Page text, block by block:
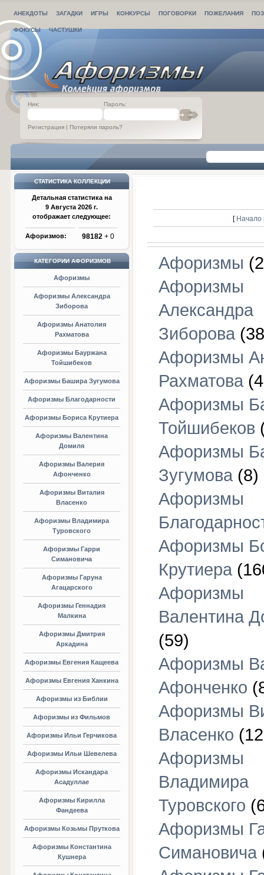
АНЕКДОТЫ ЗАГАДКИ ИГРЫ КОНКУРСЫ ПОГОВОРКИ ПОЖЕЛАНИЯ
ФОКУСЫ ЧАСТУШКИ
Ник: Пароль:
Регистрация | Потеряли пароль?
СТАТИСТИКА КОЛЛЕКЦИИ
Детальная статистика на
9 Августа 2026 г.
отображает следующее:
Афоризмов: 98182 + 0
КАТЕГОРИИ АФОРИЗМОВ
Афоризмы
Афоризмы Александра
Зиборова
Афоризмы Анатолия
Рахматова
Афоризмы Бауржана
Тойшибеков
Афоризмы Башира Зугумова
Афоризмы Благодарности
Афоризмы Бориса Крутиера
Афоризмы Валентина
Домиля
Афоризмы Валерия
Афонченко
Афоризмы Виталия
Власенко
Афоризмы Владимира
Туровского
Афоризмы Гарри
Симановича
Афоризмы Гаруна
Агацарского
Афоризмы Геннадия
Малкина
Афоризмы Дмитрия
Аркадина
Афоризмы Евгения Кащеева
Афоризмы Евгения Ханкина
Афоризмы из Библии
Афоризмы из Фильмов
Афоризмы Ильи Герчикова
Афоризмы Ильи Шевелева
Афоризмы Искандара
Асадуллае
Афоризмы Кирилла
Фандеева
Афоризмы Козьмы Пруткова
Афоризмы Константина
Кушнера
[ Начало
Афоризмы
Афоризмы
Александра
Зиборова
Афоризмы
Рахматова
Афоризмы
Тойшибеков
Афоризмы
Зугумова (8)
Афоризмы
Афоризмы
Крутиера
Афоризмы
Валентина
(59)
Афоризмы
Афонченко
Афоризмы
Власенко
Афоризмы
Владимира
Туровского
Афоризмы
Симановича